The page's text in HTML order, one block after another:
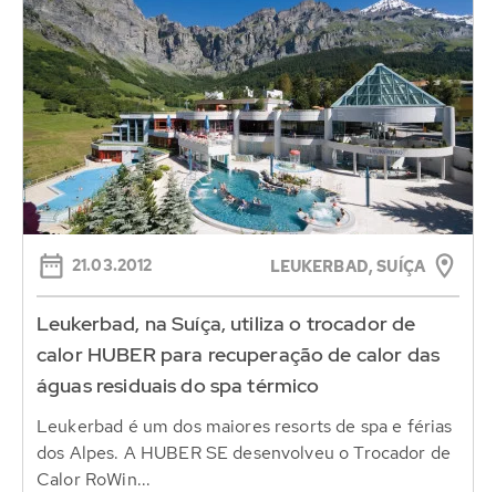
21.03.2012 LEUKERBAD, SUÍÇA
Leukerbad, na Suíça, utiliza o trocador de
calor HUBER para recuperação de calor das
águas residuais do spa térmico
Leukerbad é um dos maiores resorts de spa e férias
dos Alpes. A HUBER SE desenvolveu o Trocador de
Calor RoWin...